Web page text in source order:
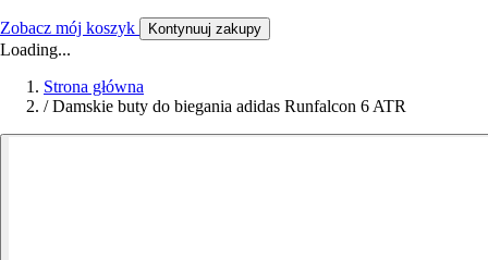
Zobacz mój koszyk Kontynuuj zakupy
Loading...
Strona główna
/ Damskie buty do biegania adidas Runfalcon 6 ATR